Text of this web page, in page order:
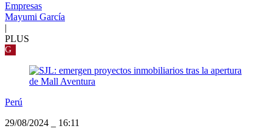
Empresas
Mayumi García
|
PLUS
G
Perú
29/08/2024
16:11